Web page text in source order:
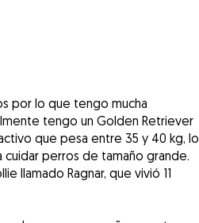
por lo que tengo mucha
tengo un Golden Retriever
que pesa entre 35 y 40 kg, lo
perros de tamaño grande.
llamado Ragnar, que vivió 11